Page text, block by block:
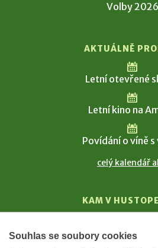
Volby 2026
AKTUÁLNĚ
Letní otevřené
Letní kino na
Povídání o víně s
celý kalendář
KAM V
T. G. Masaryk
Souhlas se soubory cookies